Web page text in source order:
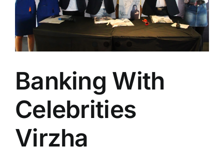
Banking With
Celebrities
Virzha